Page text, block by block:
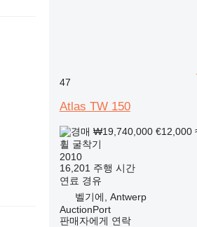
47
Atlas TW 150
₩19,740,000 €12,000
휠 굴착기
2010
16,201 주행 시간
연료 경유
벨기에, Antwerp
AuctionPort
판매자에게 연락